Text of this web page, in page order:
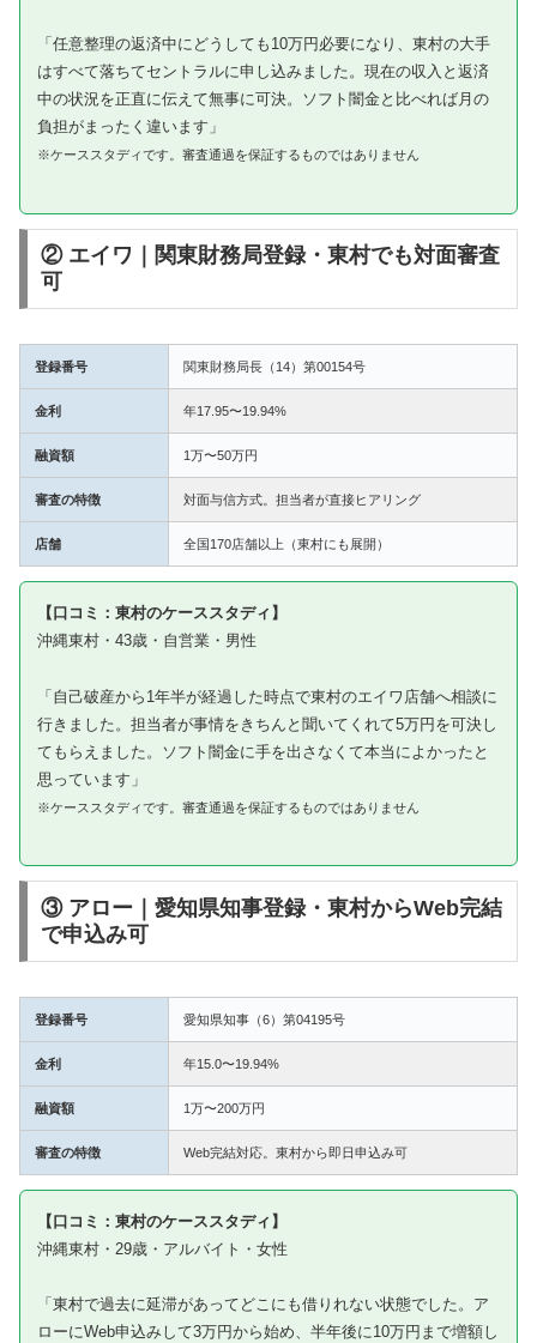
「任意整理の返済中にどうしても10万円必要になり、東村の大手
はすべて落ちてセントラルに申し込みました。現在の収入と返済
中の状況を正直に伝えて無事に可決。ソフト闇金と比べれば月の
負担がまったく違います」
※ケーススタディです。審査通過を保証するものではありません
② エイワ｜関東財務局登録・東村でも対面審査
可
登録番号 関東財務局長（14）第00154号
金利 年17.95〜19.94%
融資額 1万〜50万円
審査の特徴 対面与信方式。担当者が直接ヒアリング
店舗 全国170店舗以上（東村にも展開）
【口コミ：東村のケーススタディ】
沖縄東村・43歳・自営業・男性
「自己破産から1年半が経過した時点で東村のエイワ店舗へ相談に
行きました。担当者が事情をきちんと聞いてくれて5万円を可決し
てもらえました。ソフト闇金に手を出さなくて本当によかったと
思っています」
※ケーススタディです。審査通過を保証するものではありません
③ アロー｜愛知県知事登録・東村からWeb完結
で申込み可
登録番号 愛知県知事（6）第04195号
金利 年15.0〜19.94%
融資額 1万〜200万円
審査の特徴 Web完結対応。東村から即日申込み可
【口コミ：東村のケーススタディ】
沖縄東村・29歳・アルバイト・女性
「東村で過去に延滞があってどこにも借りれない状態でした。ア
ローにWeb申込みして3万円から始め、半年後に10万円まで増額し